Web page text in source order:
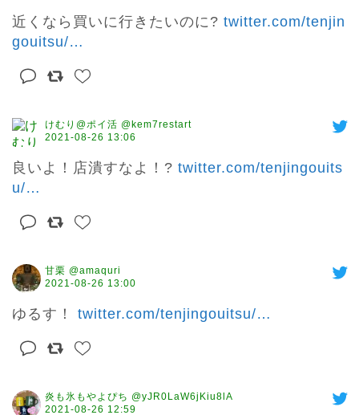
近くなら買いに行きたいのに? twitter.com/tenjin
gouitsu/…
けむり@ポイ活 @kem7restart
2021-08-26 13:06
良いよ！店潰すなよ！? twitter.com/tenjingouits
u/…
甘栗 @amaquri
2021-08-26 13:00
ゆるす！ twitter.com/tenjingouitsu/…
炎も氷もやよぴち @yJR0LaW6jKiu8lA
2021-08-26 12:59